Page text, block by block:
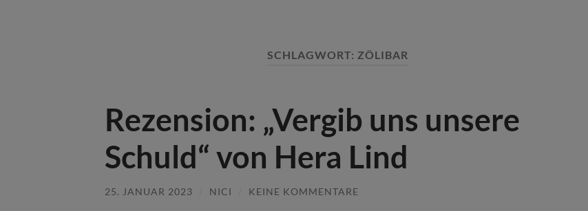
SCHLAGWORT: ZÖLIBAR
Rezension: „Vergib uns unsere
Schuld“ von Hera Lind
25. JANUAR 2023 NICI KEINE KOMMENTARE